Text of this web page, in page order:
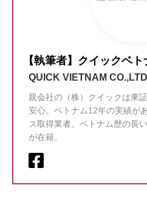
【執筆者】クイックベト
QUICK VIETNAM CO.,LTD
親会社の（株）クイックは東
安心。ベトナム12年の実績が
ス取得業者。ベトナム歴の長
が在籍。